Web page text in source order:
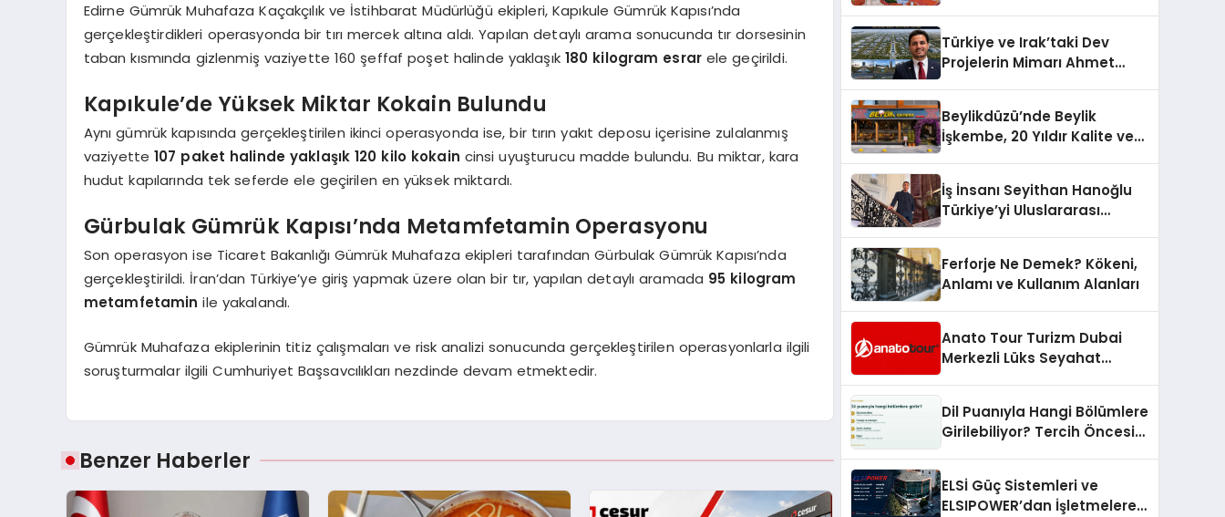
Edirne Gümrük Muhafaza Kaçakçılık ve İstihbarat Müdürlüğü ekipleri, Kapıkule Gümrük Kapısı’nda
gerçekleştirdikleri operasyonda bir tırı mercek altına aldı. Yapılan detaylı arama sonucunda tır dorsesinin
taban kısmında gizlenmiş vaziyette 160 şeffaf poşet halinde yaklaşık 180 kilogram esrar ele geçirildi.
Kapıkule’de Yüksek Miktar Kokain Bulundu
Aynı gümrük kapısında gerçekleştirilen ikinci operasyonda ise, bir tırın yakıt deposu içerisine zulalanmış
vaziyette107 paket halinde yaklaşık 120 kilo kokain cinsi uyuşturucu madde bulundu. Bu miktar, kara
hudut kapılarında tek seferde ele geçirilen en yüksek miktardı.
Gürbulak Gümrük Kapısı’nda Metamfetamin Operasyonu
Son operasyon ise Ticaret Bakanlığı Gümrük Muhafaza ekipleri tarafından Gürbulak Gümrük Kapısı’nda
gerçekleştirildi. İran’dan Türkiye’ye giriş yapmak üzere olan bir tır, yapılan detaylı aramada 95 kilogram
metamfetamin ile yakalandı.
Gümrük Muhafaza ekiplerinin titiz çalışmaları ve risk analizi sonucunda gerçekleştirilen operasyonlarla ilgili
soruşturmalar ilgili Cumhuriyet Başsavcılıkları nezdinde devam etmektedir.
Benzer Haberler
Türkiye ve Irak’taki Dev
Projelerin Mimarı Ahmet
Holding Industrial City”
Projesini Hayata Geçirecek
Beylikdüzü’nde Beylik
İşkembe, 20 Yıldır Kalite ve
İş İnsanı Seyithan Hanoğlu
Türkiye’yi Uluslararası
Ferforje Ne Demek? Kökeni,
Anlamı ve Kullanım Alanları
Anato Tour Turizm Dubai
Merkezli Lüks Seyahat
Dil Puanıyla Hangi Bölümlere
Girilebiliyor? Tercih Öncesi
ELSİ Güç Sistemleri ve
ELSIPOWER’dan İşletmelere